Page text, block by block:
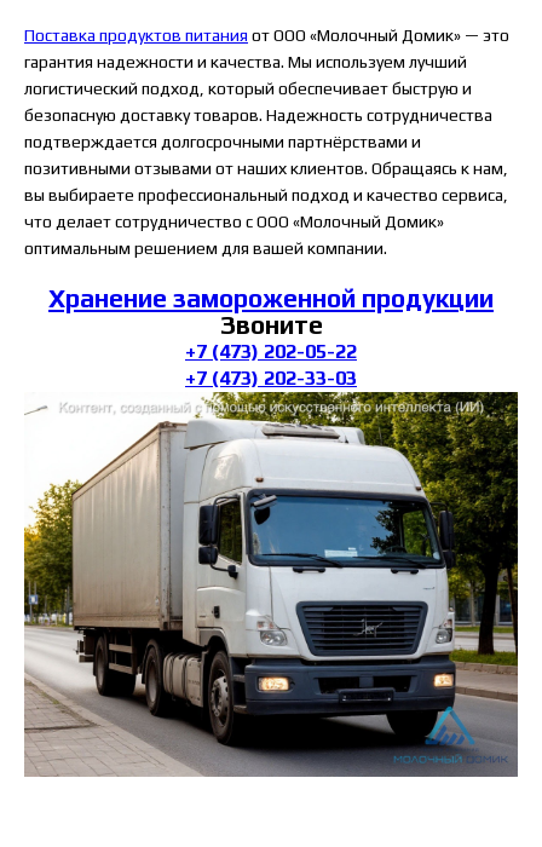
Поставка продуктов питания от ООО «Молочный Домик» — это
гарантия надежности и качества. Мы используем лучший
логистический подход, который обеспечивает быструю и
безопасную доставку товаров. Надежность сотрудничества
подтверждается долгосрочными партнёрствами и
позитивными отзывами от наших клиентов. Обращаясь к нам,
вы выбираете профессиональный подход и качество сервиса,
что делает сотрудничество с ООО «Молочный Домик»
оптимальным решением для вашей компании.
Хранение замороженной продукции
Звоните
+7 (473) 202-05-22
+7 (473) 202-33-03